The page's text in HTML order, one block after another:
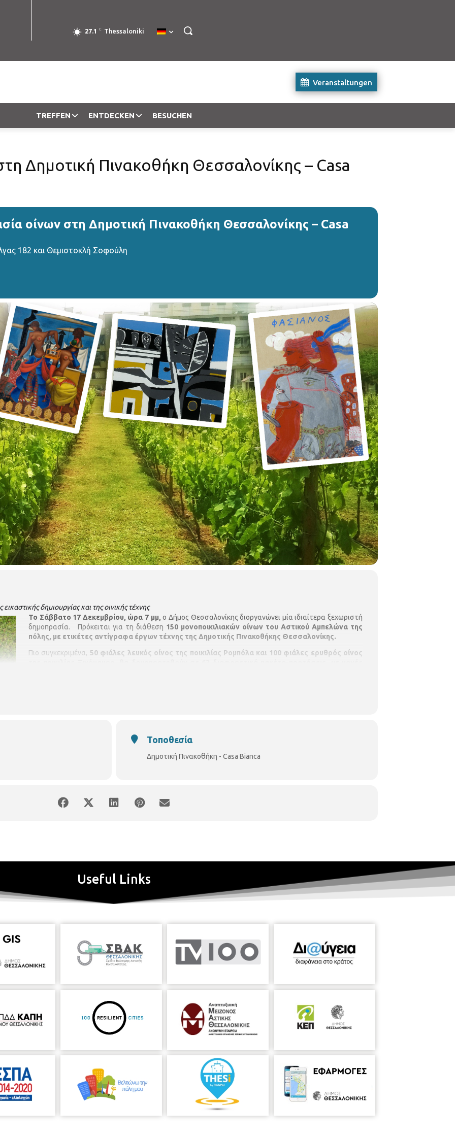
27.1 C Thessaloniki
Veranstaltungen
TREFFEN ENTDECKEN BESUCHEN
Δημοτική Πινακοθήκη Θεσσαλονίκης – Casa
οίνων στη Δημοτική Πινακοθήκη Θεσσαλονίκης – Casa
182 και Θεμιστοκλή Σοφούλη
δημιουργίας και της οινικής τέχνης
Το Σάββατο 17 Δεκεμβρίου, ώρα 7 μμ,ο Δήμος Θεσσαλονίκης διοργανώνει μία ιδιαίτερα ξεχωριστή
δημοπρασία. Πρόκειται για τη διάθεση 150 μονοποικιλιακών οίνων του Αστικού Αμπελώνα της
πόλης, με ετικέτες αντίγραφα έργων τέχνης της Δημοτικής Πινακοθήκης Θεσσαλονίκης.
Πιο συγκεκριμένα, 50 φιάλες λευκός οίνος της ποικιλίας Ρομπόλα και 100 φιάλες ερυθρός οίνος
ερυθρού. Τιμή εκκίνησης: 25€ ανά φιάλη β) 20 δυάδες με 1 λευκό και 1 ερυθρό: με τιμή εκκίνησης : 40 ανά
υπάρχουν πληροφορίες για τον Αστικό Αμπελώνα της Θεσσαλονίκης,, την ποικιλία και τη σοδειά του
με κάρτα, όπου αναγράφονται πληροφορίες σχετικά με το εικαστικό έργο της κύριας ετικέτας.
με ελεύθερη συμμετοχή, κατόπιν εγγραφής.
στην Δημοπρασία κάντε κλικΕΔΩ
16 Δεκεμβρίου 2022.
αναλάβει η κα Αλεξάνδρα Ανθίδου, Διευθύντρια Μ arketingκαι Επικοινωνίας της Ένωσης «Οινοποιοί
Casa Bianca Βασιλίσσης Όλγας 182 & Θεμιστοκλή Σοφούλη, Θεσσαλονίκη Τηλ. επικοινωνίας: 231-331-8535,
της Casa Bianca, στη συμβολή των οδών Βασ. Όλγας & Θεμ. Σοφούλη, ένα διατηρητέο μνημείο της
της Θεσσαλονίκης και χαρακτηριστικό δείγμα του εκλεκτικισμού των αρχών του 20ου αιώνα, που κτίσθηκε
Diaz, ως ιδιωτική κατοικία, σε σχέδια του Ιταλού αρχιτέκτονα Piero Arrigoni, περιήλθε στο Δήμο
Τοποθεσία
Δημοτική Πινακοθήκη - Casa Bianca
Useful Links